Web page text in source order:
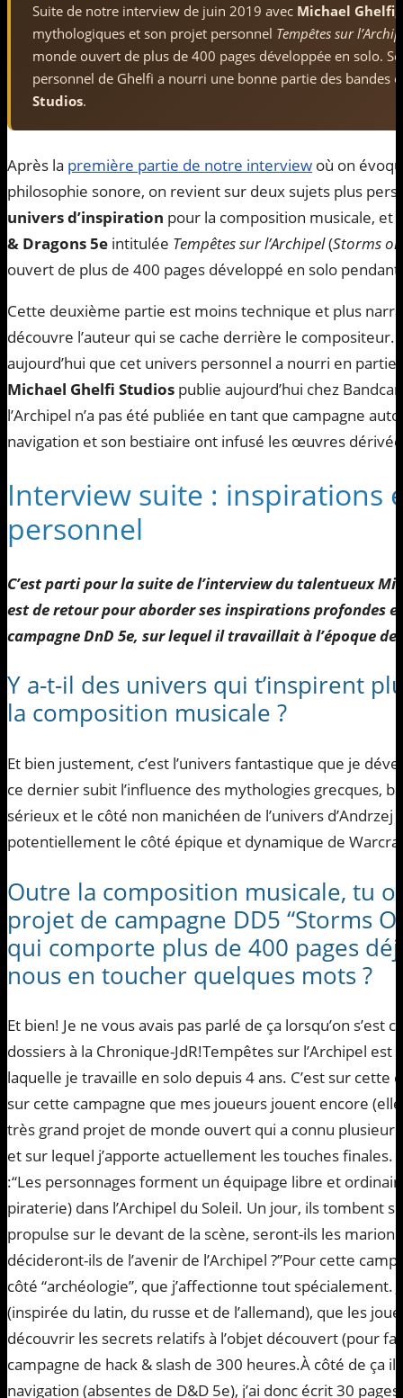
Suite de notre interview de juin 2019 avec Michael Ghelfi
mythologiques et son projet personnel Tempêtes sur
monde ouvert de plus de 400 pages développée en solo.
personnel de Ghelfi a nourri une bonne partie des bandes
Studios.
Après la première partie de notre interview où on
philosophie sonore, on revient sur deux sujets plus
univers d’inspiration pour la composition musicale, et
& Dragons 5e intitulée Tempêtes sur l’Archipel(Storms
ouvert de plus de 400 pages développé en solo
Cette deuxième partie est moins technique et plus
découvre l’auteur qui se cache derrière le compositeur.
aujourd’hui que cet univers personnel a nourri en partie
Michael Ghelfi Studios publie aujourd’hui chez
l’Archipel n’a pas été publiée en tant que campagne
navigation et son bestiaire ont infusé les œuvres
Interview suite : inspirations
personnel
C’est parti pour la suite de l’interview du talentueux
est de retour pour aborder ses inspirations profondes
campagne DnD 5e, sur lequel il travaillait à l’époque
Y a-t-il des univers qui t’inspirent
la composition musicale ?
Et bien justement, c’est l’univers fantastique que je
ce dernier subit l’influence des mythologies grecques,
sérieux et le côté non manichéen de l’univers d’Andrzej
potentiellement le côté épique et dynamique de
Outre la composition musicale, tu
projet de campagne DD5 “Storms
qui comporte plus de 400 pages
nous en toucher quelques mots ?
Et bien! Je ne vous avais pas parlé de ça lorsqu’on s’est
dossiers à la Chronique-JdR!Tempêtes sur l’Archipel
laquelle je travaille en solo depuis 4 ans. C’est sur cette
sur cette campagne que mes joueurs jouent encore
très grand projet de monde ouvert qui a connu
et sur lequel j’apporte actuellement les touches finales.
:“Les personnages forment un équipage libre et
piraterie) dans l’Archipel du Soleil. Un jour, ils tombent
propulse sur le devant de la scène, seront-ils les
décideront-ils de l’avenir de l’Archipel ?”Pour cette
côté “archéologie”, que j’affectionne tout spécialement.
(inspirée du latin, du russe et de l’allemand), que les
découvrir les secrets relatifs à l’objet découvert (pour
campagne de hack & slash de 300 heures.À côté de ça
navigation (absentes de D&D 5e), j’ai donc écrit 30